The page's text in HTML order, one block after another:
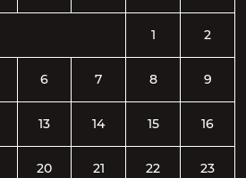
1 2
6 7 8 9
13 14 15 16
20 21 22 23